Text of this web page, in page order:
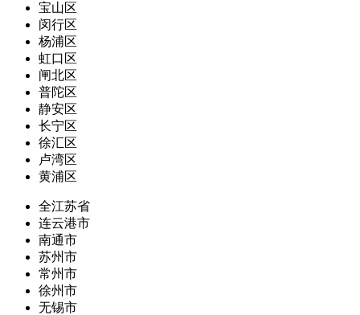
宝山区
闵行区
杨浦区
虹口区
闸北区
普陀区
静安区
长宁区
徐汇区
卢湾区
黄浦区
全江苏省
连云港市
南通市
苏州市
常州市
徐州市
无锡市